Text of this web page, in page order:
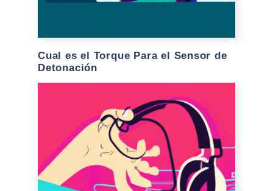
Cual es el Torque Para el Sensor de
Detonación